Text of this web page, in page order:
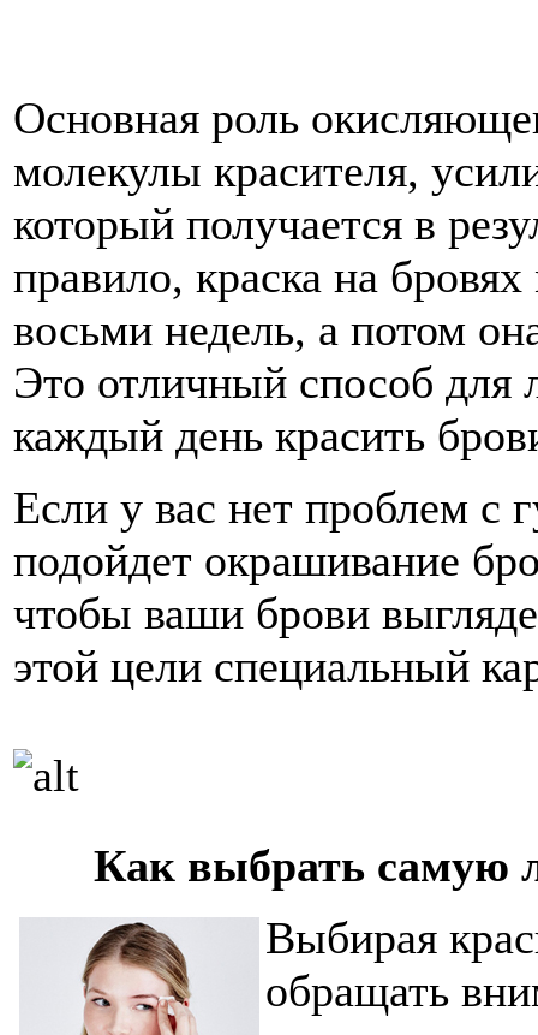
Основная роль
молекулы красителя,
который получается в
правило, краска на
восьми недель, а потом
Это отличный способ для
каждый день красить
Если у вас нет проблем с
подойдет окрашивание
чтобы ваши брови
этой цели специальный
Как выбрать самую
Выбирая
обращать